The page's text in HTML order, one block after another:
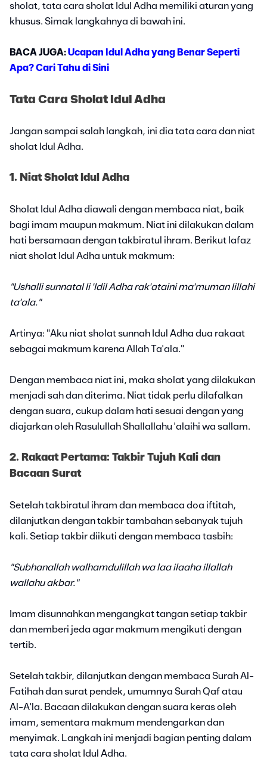
sholat, tata cara sholat Idul Adha memiliki aturan yang
khusus. Simak langkahnya di bawah ini.
BACA JUGA:Ucapan Idul Adha yang Benar Seperti
Apa? Cari Tahu di Sini
Tata Cara Sholat Idul Adha
Jangan sampai salah langkah, ini dia tata cara dan niat
sholat Idul Adha.
1. Niat Sholat Idul Adha
Sholat Idul Adha diawali dengan membaca niat, baik
bagi imam maupun makmum. Niat ini dilakukan dalam
hati bersamaan dengan takbiratul ihram. Berikut lafaz
niat sholat Idul Adha untuk makmum:
"Ushalli sunnatal li 'Idil Adha rak'ataini ma'muman lillahi
ta'ala."
Artinya: "Aku niat sholat sunnah Idul Adha dua rakaat
sebagai makmum karena Allah Ta'ala."
Dengan membaca niat ini, maka sholat yang dilakukan
menjadi sah dan diterima. Niat tidak perlu dilafalkan
dengan suara, cukup dalam hati sesuai dengan yang
diajarkan oleh Rasulullah Shallallahu 'alaihi wa sallam.
2. Rakaat Pertama: Takbir Tujuh Kali dan
Bacaan Surat
Setelah takbiratul ihram dan membaca doa iftitah,
dilanjutkan dengan takbir tambahan sebanyak tujuh
kali. Setiap takbir diikuti dengan membaca tasbih:
"Subhanallah walhamdulillah wa laa ilaaha illallah
wallahu akbar."
Imam disunnahkan mengangkat tangan setiap takbir
dan memberi jeda agar makmum mengikuti dengan
tertib.
Setelah takbir, dilanjutkan dengan membaca Surah Al-
Fatihah dan surat pendek, umumnya Surah Qaf atau
Al-A'la. Bacaan dilakukan dengan suara keras oleh
imam, sementara makmum mendengarkan dan
menyimak. Langkah ini menjadi bagian penting dalam
tata cara sholat Idul Adha.